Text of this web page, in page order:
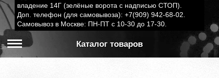
владение 14Г (зелёные ворота с надписью СТОП).
Доп. телефон (для самовывоза): +7(909) 942-68-02.
Самовывоз в Москве: ПН-ПТ с 10-30 до 17-30.
Каталог товаров